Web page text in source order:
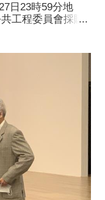
日23時59分地
工程委員會採購
：最有利標常見
核委員及工作小
核小組